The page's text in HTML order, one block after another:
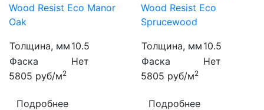
Wood Resist Eco Manor
Oak
Толщина, мм 10.5
Фаска
Нет
5805 руб/м2
Подробнее
Wood Resist Eco
Sprucewood
Толщина, мм 10.5
Фаска
Нет
5805 руб/м2
Подробнее